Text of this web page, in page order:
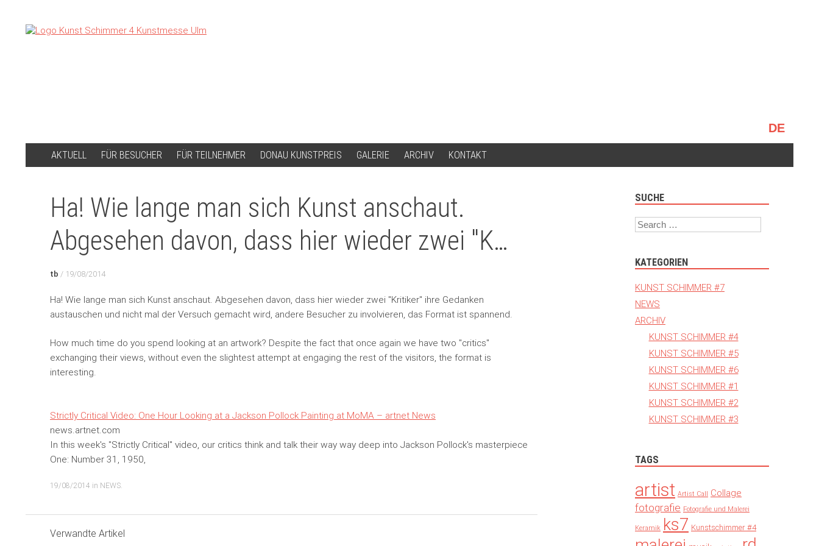
Sprache
auswählen
INHALT
AKTUELL FÜR BESUCHER FÜR TEILNEHMER DONAU KUNSTPREIS GALERIE ARCHIV KONTAKT
Ha! Wie lange man sich Kunst anschaut.
Abgesehen davon, dass hier wieder zwei "K…
tb / 19/08/2014
Ha! Wie lange man sich Kunst anschaut. Abgesehen davon, dass hier wieder zwei "Kritiker" ihre Gedanken
austauschen und nicht mal der Versuch gemacht wird, andere Besucher zu involvieren, das Format ist spannend.
How much time do you spend looking at an artwork? Despite the fact that once again we have two "critics"
exchanging their views, without even the slightest attempt at engaging the rest of the visitors, the format is
interesting.
Strictly Critical Video: One Hour Looking at a Jackson Pollock Painting at MoMA – artnet News
news.artnet.com
In this week's "Strictly Critical" video, our critics think and talk their way way deep into Jackson Pollock's masterpiece
One: Number 31, 1950,
19/08/2014 in NEWS
Verwandte Artikel
SUCHE
Search
KATEGORIEN
KUNST SCHIMMER #7
NEWS
ARCHIV
KUNST SCHIMMER #4
KUNST SCHIMMER #5
KUNST SCHIMMER #6
KUNST SCHIMMER #1
KUNST SCHIMMER #2
KUNST SCHIMMER #3
TAGS
artist Artist Call Collage
fotografie Fotografie und Malerei
Keramik ks7 Kunstschimmer #4